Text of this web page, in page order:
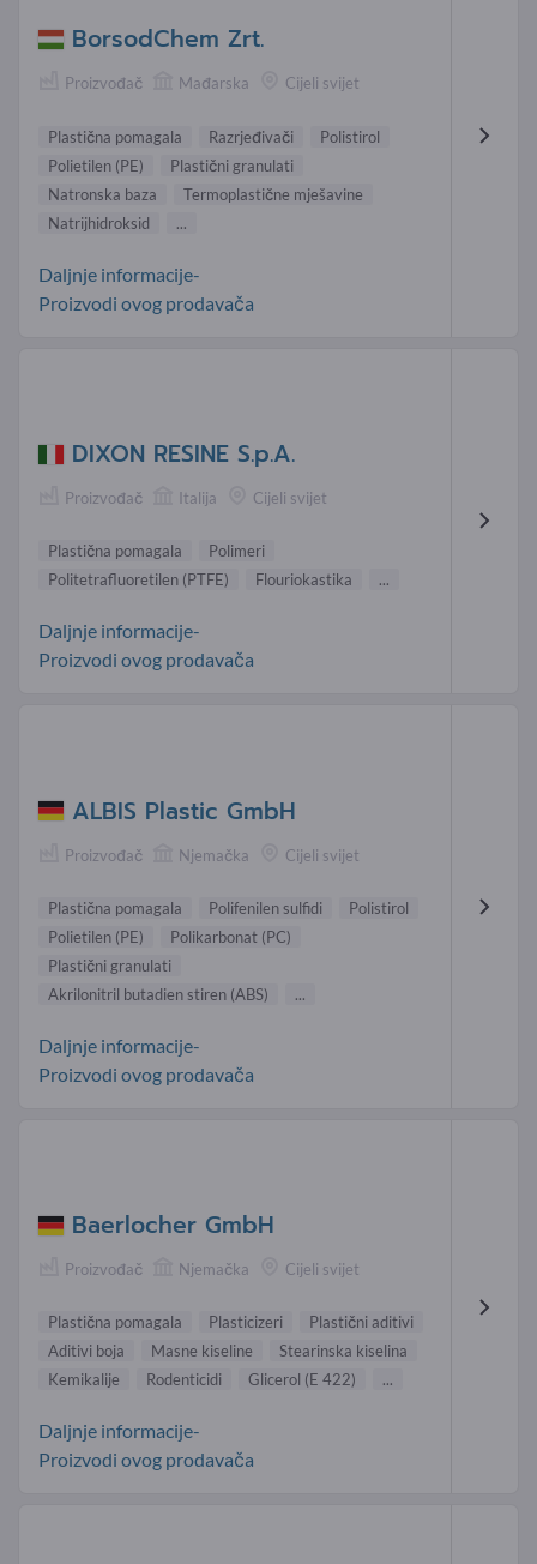
BorsodChem Zrt.
Proizvođač Mađarska Cijeli svijet
Plastična pomagala Razrjeđivači
Polistirol
Polietilen (PE)
Plastični granulati
Natronska baza
Termoplastične mješavine
Natrijhidroksid
...
Daljnje informacije-
Proizvodi ovog prodavača
DIXON RESINE S.p.A.
Proizvođač Italija Cijeli svijet
Plastična pomagala
Polimeri
Politetrafluoretilen (PTFE)
Flouriokastika ...
Daljnje informacije-
Proizvodi ovog prodavača
ALBIS Plastic GmbH
Proizvođač Njemačka Cijeli svijet
Plastična pomagala Polifenilen sulfidi
Polistirol
Polietilen (PE)
Polikarbonat (PC)
Plastični granulati
Akrilonitril butadien stiren (ABS)
...
Daljnje informacije-
Proizvodi ovog prodavača
Baerlocher GmbH
Proizvođač Njemačka Cijeli svijet
Plastična pomagala Plasticizeri
Plastični aditivi
Aditivi boja
Masne kiseline
Stearinska kiselina
Kemikalije
Rodenticidi Glicerol (E 422) ...
Daljnje informacije-
Proizvodi ovog prodavača